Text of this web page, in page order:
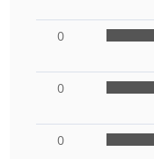
0
0
0